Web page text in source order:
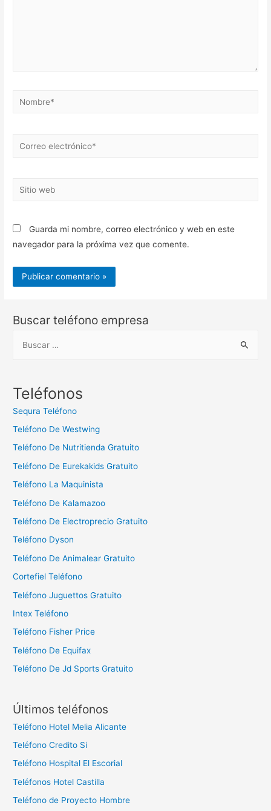
Nombre*
Correo
Sitio
Guarda mi nombre, correo electrónico y web en este
navegador para la próxima vez que comente.
Buscar teléfono empresa
c
:
Teléfonos
Sequra Teléfono
Teléfono De Westwing
Teléfono De Nutritienda Gratuito
Teléfono De Eurekakids Gratuito
Teléfono La Maquinista
Teléfono De Kalamazoo
Teléfono De Electroprecio Gratuito
Teléfono Dyson
Teléfono De Animalear Gratuito
Cortefiel Teléfono
Teléfono Juguettos Gratuito
Intex Teléfono
Teléfono Fisher Price
Teléfono De Equifax
Teléfono De Jd Sports Gratuito
Últimos teléfonos
Teléfono Hotel Melia Alicante
Teléfono Credito Si
Teléfono Hospital El Escorial
Teléfonos Hotel Castilla
Teléfono de Proyecto Hombre